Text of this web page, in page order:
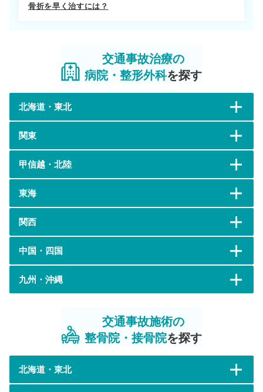
骨折を早く治すには？
交通事故治療の
病院・整形外科を探す
北海道・東北
関東
甲信越・北陸
東海
関西
中国・四国
九州・沖縄
交通事故施術の
整骨院・接骨院を探す
北海道・東北